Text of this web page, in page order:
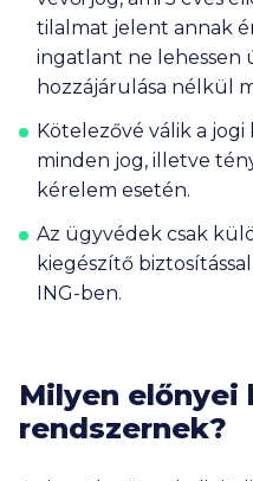
tilalmat jelent annak
ingatlant ne lehessen
hozzájárulása nélkül
Kötelezővé válik a
minden jog, illetve
kérelem esetén.
Az ügyvédek csak
kiegészítő
ING-ben.
Milyen előnyei
rendszernek?